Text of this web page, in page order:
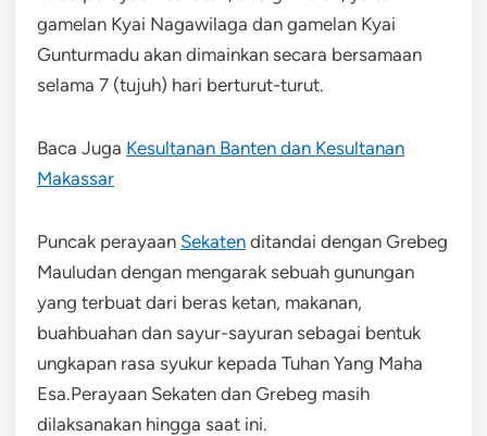
gamelan Kyai Nagawilaga dan gamelan Kyai
Gunturmadu akan dimainkan secara bersamaan
selama 7 (tujuh) hari berturut-turut.
Baca Juga Kesultanan Banten dan Kesultanan
Makassar
Puncak perayaan Sekaten ditandai dengan Grebeg
Mauludan dengan mengarak sebuah gunungan
yang terbuat dari beras ketan, makanan,
buahbuahan dan sayur-sayuran sebagai bentuk
ungkapan rasa syukur kepada Tuhan Yang Maha
Esa.Perayaan Sekaten dan Grebeg masih
dilaksanakan hingga saat ini.